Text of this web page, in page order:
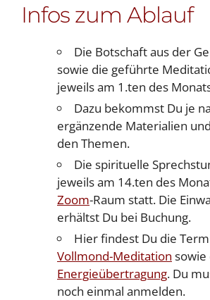
Infos zum Ablauf
Die Botschaft aus der
sowie die geführte
jeweils am 1.ten des
Dazu bekommst Du je
ergänzende Materialien
den Themen.
Die spirituelle
jeweils am 14.ten des
Zoom-Raum statt. Die
erhältst Du bei Buchung.
Hier findest Du die
Vollmond-Meditation sowie
Energieübertragung. Du
noch einmal anmelden.